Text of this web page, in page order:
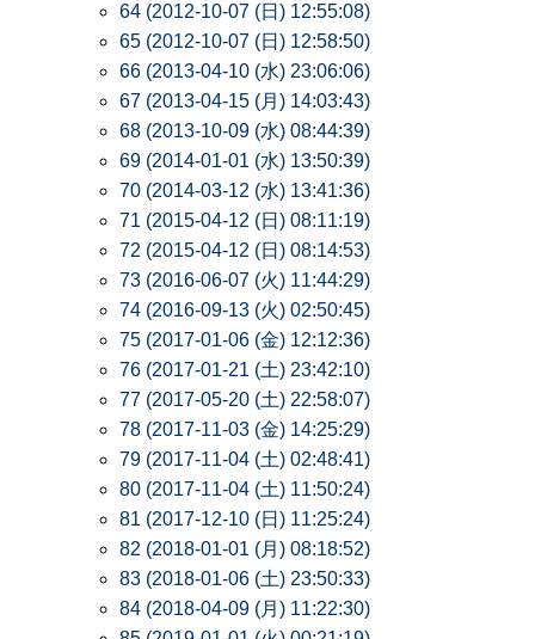
64 (2012-10-07 (日) 12:55:08)
65 (2012-10-07 (日) 12:58:50)
66 (2013-04-10 (水) 23:06:06)
67 (2013-04-15 (月) 14:03:43)
68 (2013-10-09 (水) 08:44:39)
69 (2014-01-01 (水) 13:50:39)
70 (2014-03-12 (水) 13:41:36)
71 (2015-04-12 (日) 08:11:19)
72 (2015-04-12 (日) 08:14:53)
73 (2016-06-07 (火) 11:44:29)
74 (2016-09-13 (火) 02:50:45)
75 (2017-01-06 (金) 12:12:36)
76 (2017-01-21 (土) 23:42:10)
77 (2017-05-20 (土) 22:58:07)
78 (2017-11-03 (金) 14:25:29)
79 (2017-11-04 (土) 02:48:41)
80 (2017-11-04 (土) 11:50:24)
81 (2017-12-10 (日) 11:25:24)
82 (2018-01-01 (月) 08:18:52)
83 (2018-01-06 (土) 23:50:33)
84 (2018-04-09 (月) 11:22:30)